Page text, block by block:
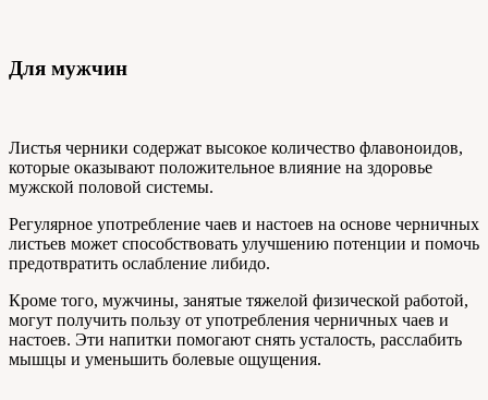
Для мужчин
Листья черники содержат высокое количество флавоноидов,
которые оказывают положительное влияние на здоровье
мужской половой системы.
Регулярное употребление чаев и настоев на основе черничных
листьев может способствовать улучшению потенции и помочь
предотвратить ослабление либидо.
Кроме того, мужчины, занятые тяжелой физической работой,
могут получить пользу от употребления черничных чаев и
настоев. Эти напитки помогают снять усталость, расслабить
мышцы и уменьшить болевые ощущения.